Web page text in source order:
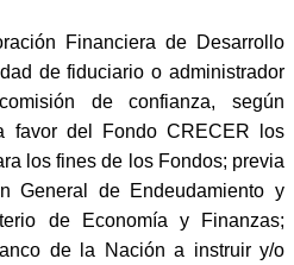
Financiera de Desarrollo
de fiduciario o administrador
de confianza, según
favor del Fondo CRECER los
los fines de los Fondos; previa
General de Endeudamiento y
de Economía y Finanzas;
de la Nación a instruir y/o